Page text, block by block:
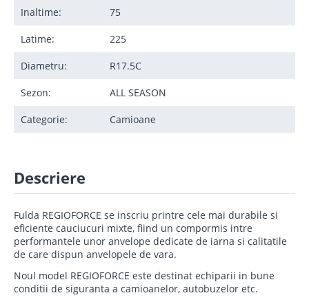
Inaltime: 75
Latime: 225
Diametru: R17.5C
Sezon: ALL SEASON
Categorie: Camioane
Descriere
Fulda REGIOFORCE se inscriu printre cele mai durabile si
eficiente cauciucuri mixte, fiind un compormis intre
performantele unor anvelope dedicate de iarna si calitatile
de care dispun anvelopele de vara.
Noul model REGIOFORCE este destinat echiparii in bune
conditii de siguranta a camioanelor, autobuzelor etc.